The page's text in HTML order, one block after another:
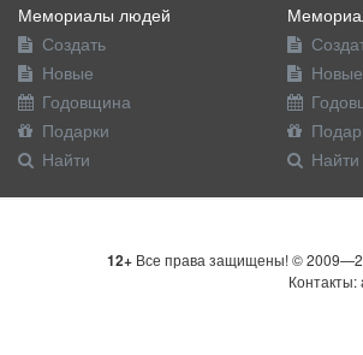
Мемориалы людей
Создать
Новые
Годовщина
Подарки
Найти
Новые
Найти
12+ Все права защищены! ©
Контакты: